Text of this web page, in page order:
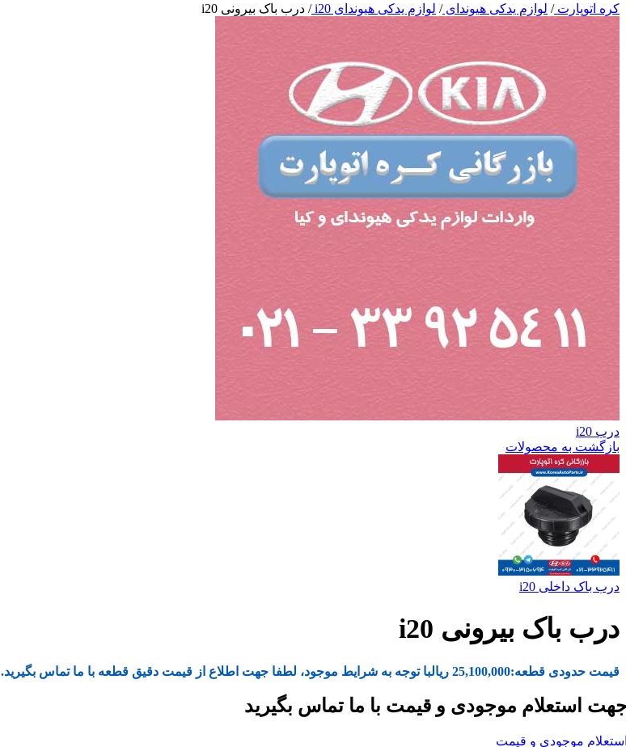
کره اتوپارت/ لوازم یدکی هیوندای/ لوازم یدکی هیوندای i20 / درب باک بیرونی i20
درب i20
بازگشت به محصولات
درب باک داخلی i20
درب باک بیرونی i20
قیمت حدودی قطعه:25,100,000 ریالبا توجه به شرایط موجود، لطفا جهت اطلاع از قیمت دقیق قطعه با ما تماس بگیرید.
استعلام موجودی و قیمت با ما تماس بگیرید
موجودی و قیمت